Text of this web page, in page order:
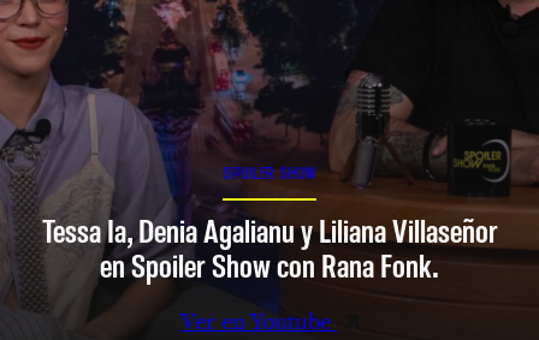
SPOILER SHOW
Tessa Ia, Denia Agalianu y Liliana Villaseñor
en Spoiler Show con Rana Fonk.
Ver en Youtube